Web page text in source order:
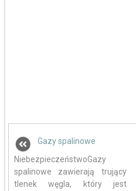
Gazy spalinowe
NiebezpieczeństwoGazy
spalinowe zawierają trujący
tlenek węgla, który jest